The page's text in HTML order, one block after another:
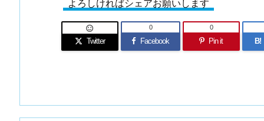
よろしければシェアお願いします
Twitter

Facebook
0
Pin it
0
B!